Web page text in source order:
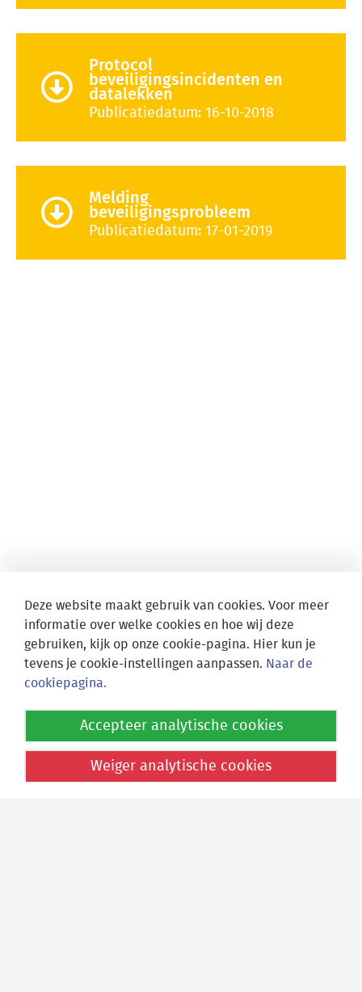
Protocol
beveiligingsincidenten en
datalekken
Publicatiedatum: 16-10-2018
Melding
beveiligingsprobleem
Publicatiedatum: 17-01-2019
Deze website maakt gebruik van cookies. Voor meer
informatie over welke cookies en hoe wij deze
gebruiken, kijk op onze cookie-pagina. Hier kun je
tevens je cookie-instellingen aanpassen. Naar de
cookiepagina.
Accepteer analytische cookies
Weiger analytische cookies
Fruinlaan 15
Locatie Socrates